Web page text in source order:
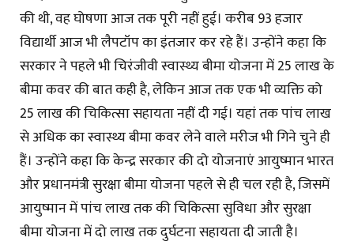
की थी, वह घोषणा आज तक पूरी नहीं हुई। करीब 93 हजार
विद्यार्थी आज भी लैपटॉप का इंतजार कर रहे हैं। उन्होंने कहा कि
सरकार ने पहले भी चिरंजीवी स्वास्थ्य बीमा योजना में 25 लाख के
बीमा कवर की बात कही है, लेकिन आज तक एक भी व्यक्ति को
25 लाख की चिकित्सा सहायता नहीं दी गई। यहां तक पांच लाख
से अधिक का स्वास्थ्य बीमा कवर लेने वाले मरीज भी गिने चुने ही
हैं। उन्होंने कहा कि केन्द्र सरकार की दो योजनाएं आयुष्मान भारत
और प्रधानमंत्री सुरक्षा बीमा योजना पहले से ही चल रही है, जिसमें
आयुष्मान में पांच लाख तक की चिकित्सा सुविधा और सुरक्षा
बीमा योजना में दो लाख तक दुर्घटना सहायता दी जाती है।